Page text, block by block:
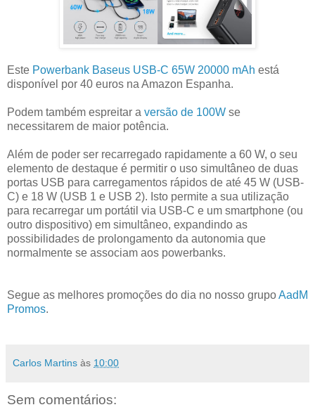
Este Powerbank Baseus USB-C 65W 20000 mAh está
disponível por 40 euros na Amazon Espanha.
Podem também espreitar a versão de 100W se
necessitarem de maior potência.
Além de poder ser recarregado rapidamente a 60 W, o seu
elemento de destaque é permitir o uso simultâneo de duas
portas USB para carregamentos rápidos de até 45 W (USB-
C) e 18 W (USB 1 e USB 2). Isto permite a sua utilização
para recarregar um portátil via USB-C e um smartphone (ou
outro dispositivo) em simultâneo, expandindo as
possibilidades de prolongamento da autonomia que
normalmente se associam aos powerbanks.
Segue as melhores promoções do dia no nosso grupoAadM
Promos.
Carlos Martins às 10:00
Sem comentários: